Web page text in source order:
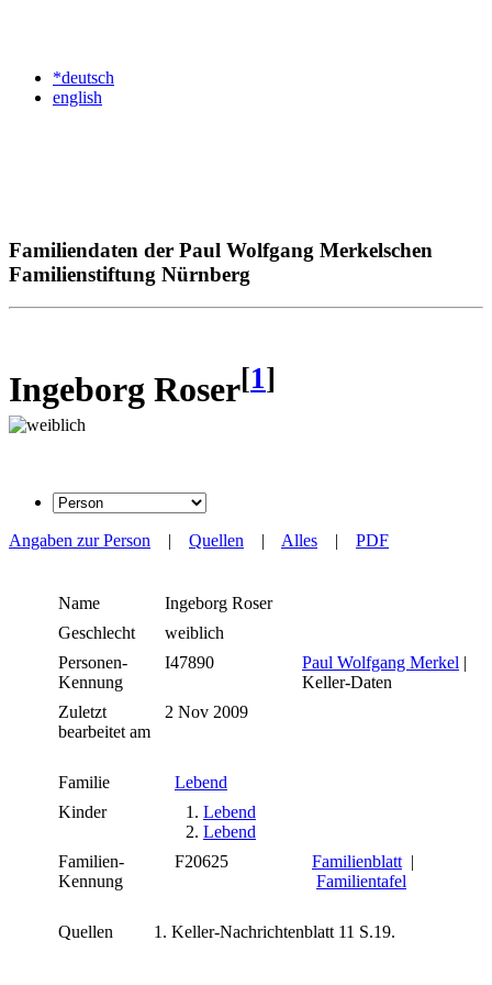
*deutsch
english
Familiendaten der Paul Wolfgang Merkelschen
Familienstiftung Nürnberg
Ingeborg Roser[1]
Angaben zur Person | Quellen | Alles | PDF
Name Ingeborg Roser
Geschlecht
weiblich
Personen-
Kennung
I47890 Paul Wolfgang Merkel |
Keller-Daten
Zuletzt
bearbeitet am
2 Nov 2009
Familie
Lebend
Kinder
1. Lebend
2. Lebend
Familien-
Kennung
F20625 Familienblatt |
Familientafel
Quellen Keller-Nachrichtenblatt 11 S.19.